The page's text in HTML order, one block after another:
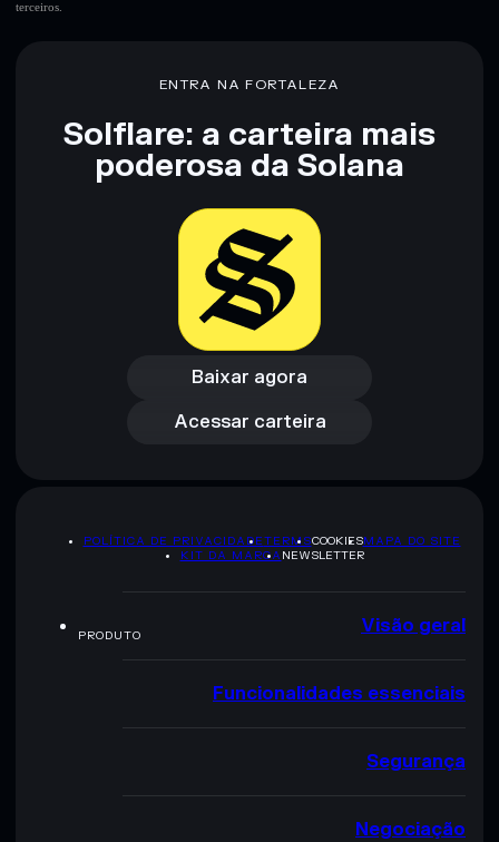
terceiros.
ENTRA NA FORTALEZA
Solflare: a carteira mais
poderosa da Solana
Baixar agora
Baixar agora
Acessar carteira
Acessar carteira
POLÍTICA DE PRIVACIDADETERMSCOOKIESMAPA DO SITE
KIT DA MARCA NEWSLETTER
PRODUTO Visão geral
Funcionalidades essenciais
Segurança
Negociação